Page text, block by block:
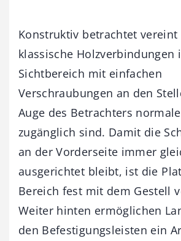
Konstruktiv betrachtet vereint
klassische Holzverbindungen
Sichtbereich mit einfachen
Verschraubungen an den
Auge des Betrachters
zugänglich sind. Damit die
an der Vorderseite immer
ausgerichtet bleibt, ist die
Bereich fest mit dem Gestell
Weiter hinten ermöglichen
den Befestigungsleisten ein